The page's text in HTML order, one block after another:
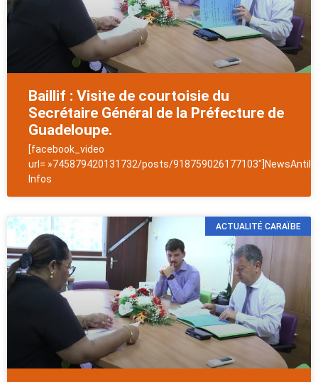
Baillif : Visite de courtoisie du
Secrétaire Général de la Préfecture de
Guadeloupe.
[facebook_video
url= »745879420131732/posts/
Infos
ACTUALITÉ CARAÏBE